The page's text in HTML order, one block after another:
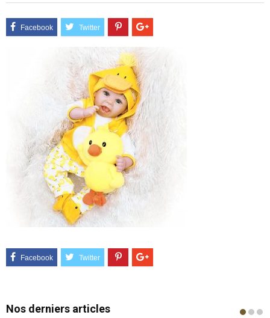
Nos derniers articles